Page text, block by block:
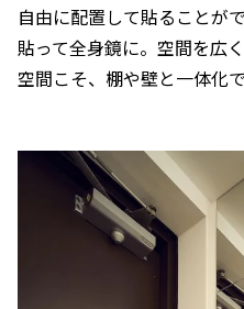
自由に配置して貼ることが
貼って全身鏡に。空間を広
空間こそ、棚や壁と一体化